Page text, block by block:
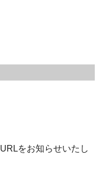
をお知らせいたし